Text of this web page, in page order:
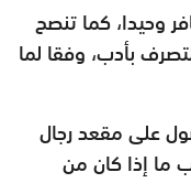
وحيدا، كما تنصح
بأدب، وفقا لما
على مقعد رجال
ما إذا كان من